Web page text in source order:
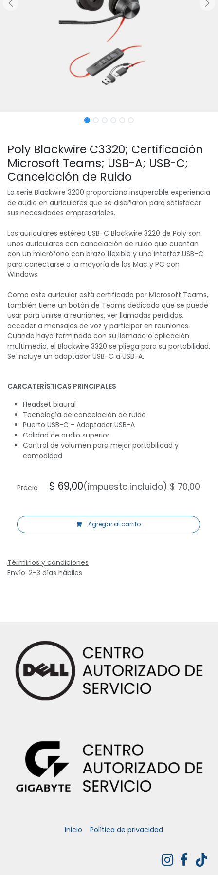
Poly Blackwire C3320; Certificación
Microsoft Teams; USB-A; USB-C;
Cancelación de Ruido
La serie Blackwire 3200 proporciona insuperable experiencia
de audio en auriculares que se diseñaron para satisfacer
sus necesidades empresariales.
Los auriculares estéreo USB-C Blackwire 3220 de Poly son
unos auriculares con cancelación de ruido que cuentan
con un micrófono con brazo flexible y una interfaz USB-C
para conectarse a la mayoría de las Mac y PC con
Windows.
Como este auricular está certificado por Microsoft Teams,
también tiene un botón de Teams dedicado que se puede
usar para unirse a reuniones, ver llamadas perdidas,
acceder a mensajes de voz y participar en reuniones.
Cuando haya terminado con su llamada o aplicación
multimedia, el Blackwire 3320 se pliega para su portabilidad.
Se incluye un adaptador USB-C a USB-A.
CARCATERÍSTICAS PRINCIPALES
Headset biaural
Tecnología de cancelación de ruido
Puerto USB-C - Adaptador USB-A
Calidad de audio superior
Control de volumen para mejor portabilidad y
comodidad
Agregar al carrito
Precio $ 69,00(impuesto incluido) $70,00
Términos y condiciones
Envío: 2-3 días hábiles
Inicio Política de privacidad